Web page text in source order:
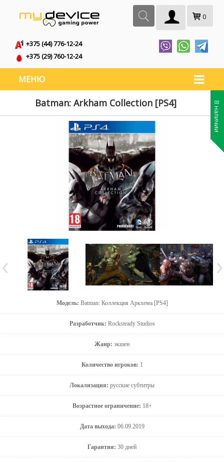
0
+375 (44) 776-12-24
+375 (29) 760-12-24
МЕНЮ
Batman: Arkham Collection [PS4]
Модель: Batman: Коллекция Аркхема [PS4]
Разработчик: Rocksteady Studios
Жанр: экшен
Количество игроков: 1
Локализация: русские субтитры
Возрастное ограничение: 18+
Дата выхода: 06.09.2019
Гарантия: 30 дней
В наличии